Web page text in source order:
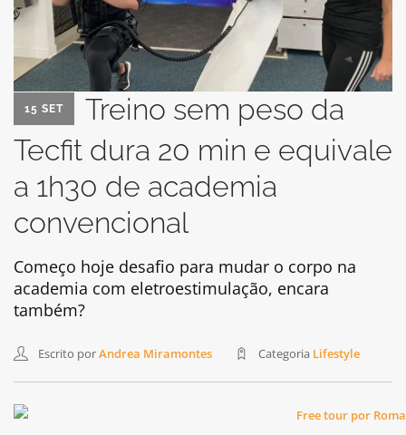
NA MÍDIA
PATAS AO ALTO
SEARCH SITE
15 SET
Treino sem peso da
Tecfit dura 20 min e equivale
a 1h30 de academia
convencional
Começo hoje desafio para mudar o corpo na
academia com eletroestimulação, encara
também?
Escrito porAndrea Miramontes Categoria Lifestyle